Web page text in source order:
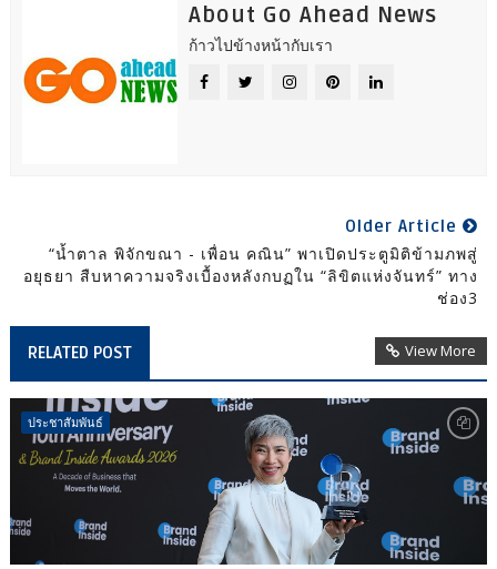
About Go Ahead News
ก้าวไปข้างหน้ากับเรา
Older Article
“น้ำตาล พิจักขณา - เพื่อน คณิน” พาเปิดประตูมิติข้ามภพสู่
อยุธยา สืบหาความจริงเบื้องหลังกบฏใน “ลิขิตแห่งจันทร์” ทาง
ช่อง3
RELATED POST View More
ประชาสัมพันธ์